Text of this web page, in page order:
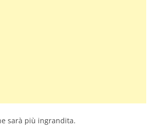
sarà più ingrandita.